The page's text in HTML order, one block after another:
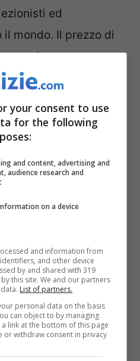
ed
mondo. Il prezzo di
varia
delle sue
pedigree.
è stata
milione e
della cultura
anno viene
dedicata dove
il mondo hanno
questi splendidi
uno di questi
your consent to use
for the following
and content, advertising and
audience research and
on a device
and information from
and other device
by and shared with 319
this site. We and our partners
List of partners.
personal data on the basis
can object to by managing
link at the bottom of this page
or withdraw consent in privacy